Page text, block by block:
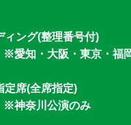
ィング(整理番号付)
愛知・大阪・東京・福
定席(全席指定)
神奈川公演のみ